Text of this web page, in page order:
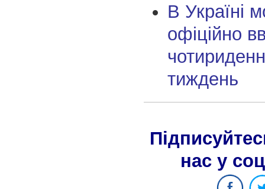
В Україні
офіційно
тиждень
нас у